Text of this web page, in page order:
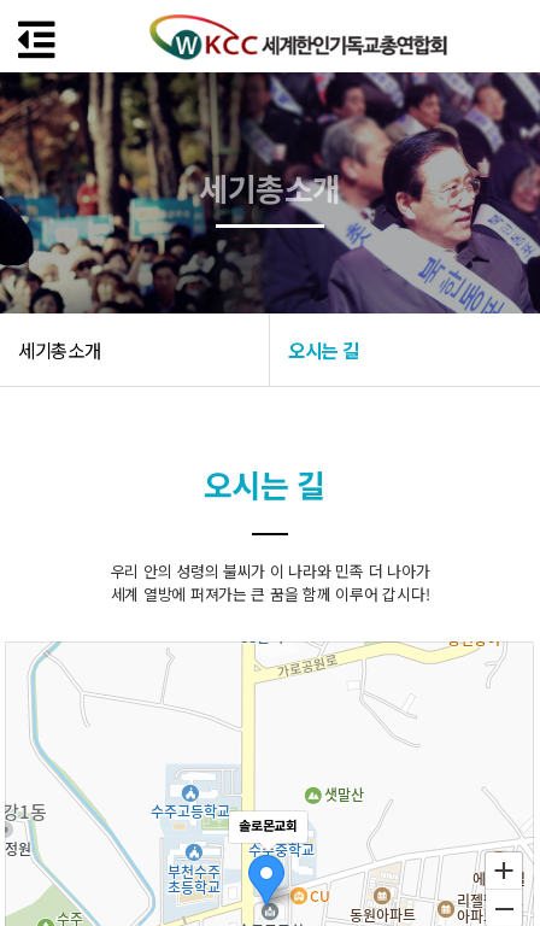
세기총소개 오시는 길
세기총소개
오시는 길
우리 안의 성령의 불씨가 이 나라와 민족 더 나아가
세계 열방에 퍼져가는 큰 꿈을 함께 이루어 갑시다!
솔로몬교회